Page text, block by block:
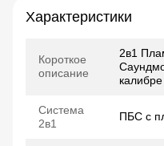
Характеристики
Короткое
описание
2в1
Система
2в1
ПБС с